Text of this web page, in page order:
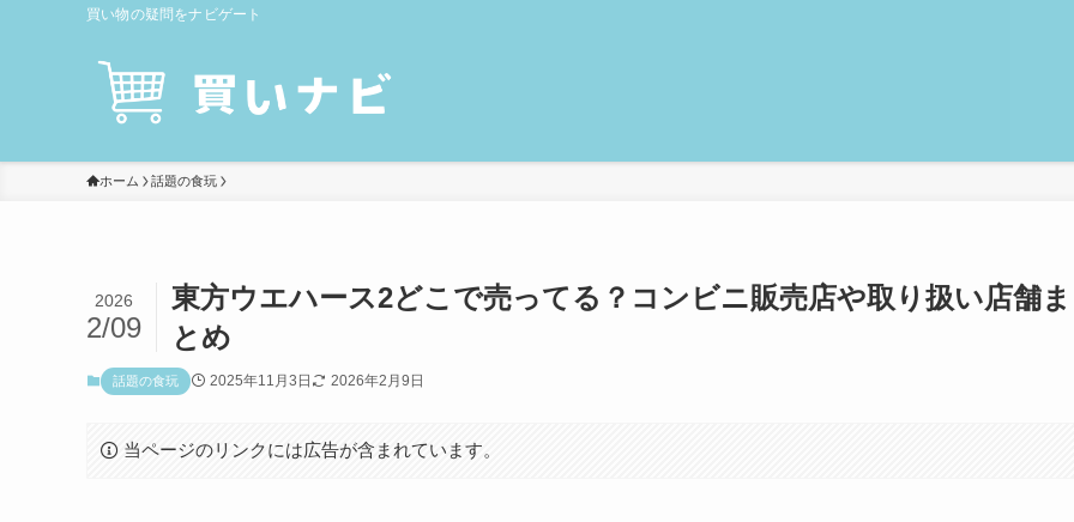
買い物の疑問をナビゲート
ホーム 話題の食玩
東方ウエハース2どこで売ってる？コンビニ販売店や取り扱い店舗ま
とめ
2026
2/09
話題の食玩 2025年11月3日 2026年2月9日
当ページのリンクには広告が含まれています。